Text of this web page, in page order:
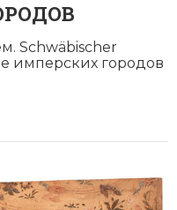
Schwäbischer
имперских городов